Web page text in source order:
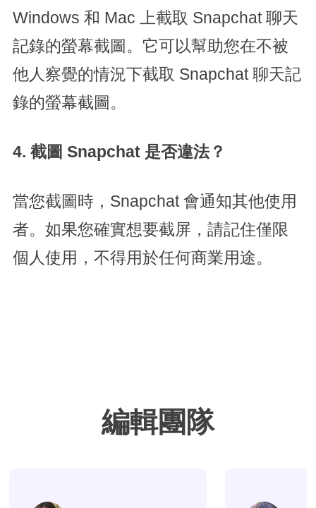
Windows 和 Mac 上截取 Snapchat 聊天
記錄的螢幕截圖。它可以幫助您在不被
他人察覺的情況下截取 Snapchat 聊天記
錄的螢幕截圖。
4. 截圖 Snapchat 是否違法？
當您截圖時，Snapchat 會通知其他使用
者。如果您確實想要截屏，請記住僅限
個人使用，不得用於任何商業用途。
編輯團隊